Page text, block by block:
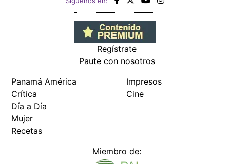
Regístrate
Paute con nosotros
Panamá América
Crítica
Día a Día
Mujer
Recetas
Impresos
Cine
Miembro de: